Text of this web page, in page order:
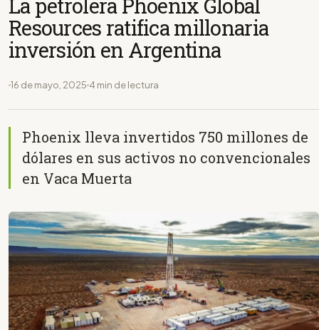
La petrolera Phoenix Global
Resources ratifica millonaria
inversión en Argentina
16 de mayo, 2025 4 min de lectura
Phoenix lleva invertidos 750 millones de
dólares en sus activos no convencionales
en Vaca Muerta